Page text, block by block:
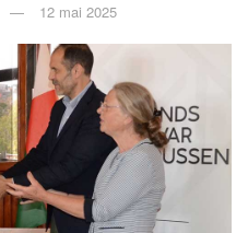
12 mai 2025